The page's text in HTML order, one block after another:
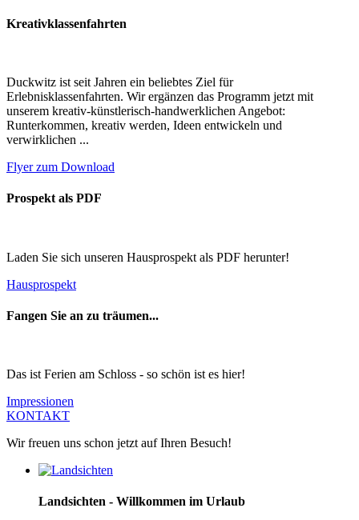
Kreativklassenfahrten
Duckwitz ist seit Jahren ein beliebtes Ziel für
Erlebnisklassenfahrten. Wir ergänzen das Programm jetzt mit
unserem kreativ-künstlerisch-handwerklichen Angebot:
Runterkommen, kreativ werden, Ideen entwickeln und
verwirklichen ...
Flyer zum Download
Prospekt als PDF
Laden Sie sich unseren Hausprospekt als PDF herunter!
Hausprospekt
Fangen Sie an zu träumen...
Das ist Ferien am Schloss - so schön ist es hier!
Impressionen
KONTAKT
Wir freuen uns schon jetzt auf Ihren Besuch!
Landsichten - Willkommen im Urlaub